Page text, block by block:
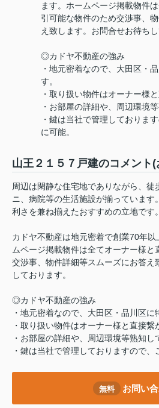
ます。ホームページ掲載物件
引可能な物件のため交渉事、
え致します。お問合せお待ちし
◎カドヤ不動産の強み
・地元密着なので、大田区・
す。
・取り扱い物件はオーナー様
・お部屋の詳細や、周辺環境
・鍵は当社で管理しておりま
に可能。
山王２１５７戸建のコメント
周辺は閑静な住宅地でありながら、徒
ニ、病院等の生活施設が揃っています
利さを兼ね揃えたおすすめの立地です。
カドヤ不動産は地元密着で創業70年
ムページ掲載物件は全てオーナー様と
交渉事、物件詳細等スムーズにお答え
しております。
◎カドヤ不動産の強み
・地元密着なので、大田区・品川区に
・取り扱い物件はオーナー様と直接繋
・お部屋の詳細や、周辺環境等熟知し
・鍵は当社で管理しておりますので、
無料 お問い